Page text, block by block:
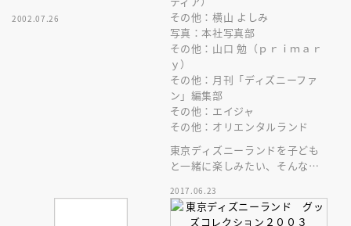
2002.07.26
その他：横山 よしみ
写真：本社写真部
その他：山口 勉（ｐｒｉｍａｒ
ｙ）
その他：月刊「ディズニーファ
ン」編集部
その他：エイジャ
その他：オリエンタルランド
東京ディズニーランドを子ども
と一緒に楽しみたい、そんなマ
新版。ディズニーキャラクター
シール付き！
2017.06.23